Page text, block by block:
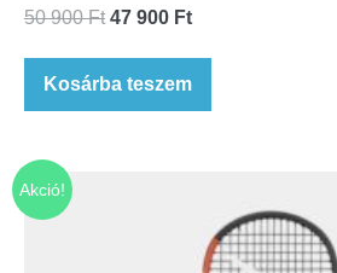
50 900Ft 47 900 Ft
Kosárba teszem
Akció!